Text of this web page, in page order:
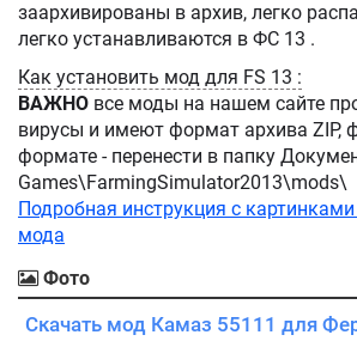
заархивированы в архив, легко
легко устанавливаются в ФС 13 .
Как установить мод для FS 13 :
ВАЖНО все моды на нашем сайте
вирусы и имеют формат архива ZIP,
формате - перенести в папку
Games\FarmingSimulator2013\mods\
Подробная инструкция с
мода
Фото
Скачать мод Камаз 55111 для